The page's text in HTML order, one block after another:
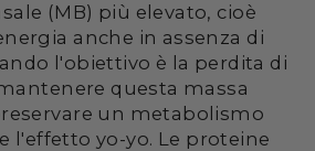
(MB) più elevato, cioè
anche in assenza di
l'obiettivo è la perdita di
questa massa
un metabolismo
l'effetto yo-yo. Le proteine